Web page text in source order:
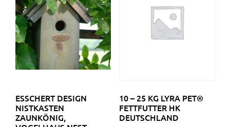
ESSCHERT DESIGN
NISTKASTEN
ZAUNKÖNIG,
10 – 25 KG LYRA PET®
FETTFUTTER HK
DEUTSCHLAND